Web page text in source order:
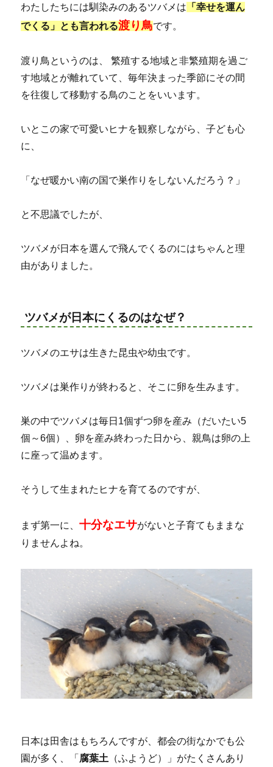
わたしたちには馴染みのあるツバメは 「幸せを運ん
でくる」とも言われる渡り鳥です。
渡り鳥というのは、 繁殖する地域と非繁殖期を過ご
す地域とが離れていて、毎年決まった季節にその間
を往復して移動する鳥のことをいいます。
いとこの家で可愛いヒナを観察しながら、子ども心
に、
「なぜ暖かい南の国で巣作りをしないんだろう？」
と不思議でしたが、
ツバメが日本を選んで飛んでくるのにはちゃんと理
由がありました。
ツバメが日本にくるのはなぜ？
ツバメのエサは生きた昆虫や幼虫です。
ツバメは巣作りが終わると、そこに卵を生みます。
巣の中でツバメは毎日1個ずつ卵を産み（だいたい5
個～6個）、卵を産み終わった日から、親鳥は卵の上
に座って温めます。
そうして生まれたヒナを育てるのですが、
まず第一に、十分なエサがないと子育てもままな
りませんよね。
日本は田舎はもちろんですが、都会の街なかでも公
園が多く、「 腐葉土 （ふようど）」がたくさんあり